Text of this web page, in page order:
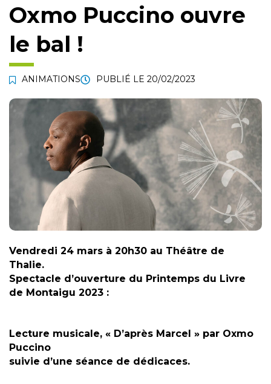
Oxmo Puccino ouvre
le bal !
ANIMATIONS PUBLIÉ LE 20/02/2023
Vendredi 24 mars à 20h30 au Théâtre de
Thalie.
Spectacle d’ouverture du Printemps du Livre
de Montaigu 2023 :
Lecture musicale, « D’après Marcel » par Oxmo
Puccino
suivie d’une séance de dédicaces.